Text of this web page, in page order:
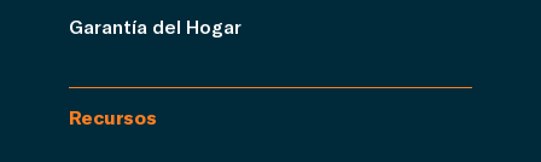
Garantía del Hogar
Recursos